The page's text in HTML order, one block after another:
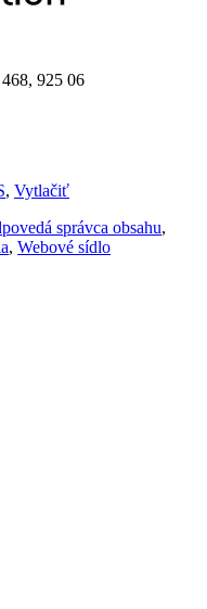
925 06
, Vytlačiť
správca obsahu,
, Webové sídlo